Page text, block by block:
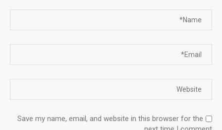
Save my name, email, and website in this browser for the